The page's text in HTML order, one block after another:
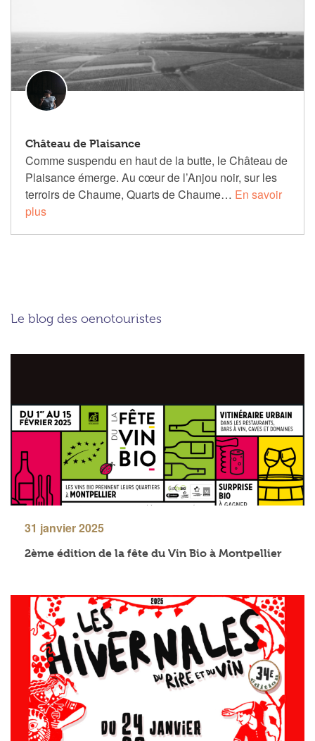
Château de Plaisance
Comme suspendu en haut de la butte, le Château de
Plaisance émerge. Au cœur de l’Anjou noir, sur les
terroirs de Chaume, Quarts de Chaume… En savoir
plus
Le blog des oenotouristes
31 janvier 2025
2ème édition de la fête du Vin Bio à Montpellier